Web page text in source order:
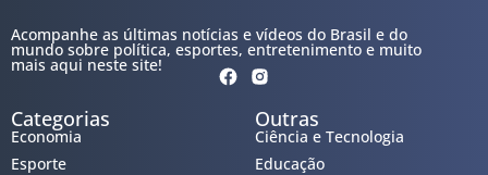
Acompanhe as últimas notícias e vídeos do Brasil e do
mundo sobre política, esportes, entretenimento e muito
mais aqui neste site!
Categorias
Economia
Esporte
Outras
Ciência e Tecnologia
Educação